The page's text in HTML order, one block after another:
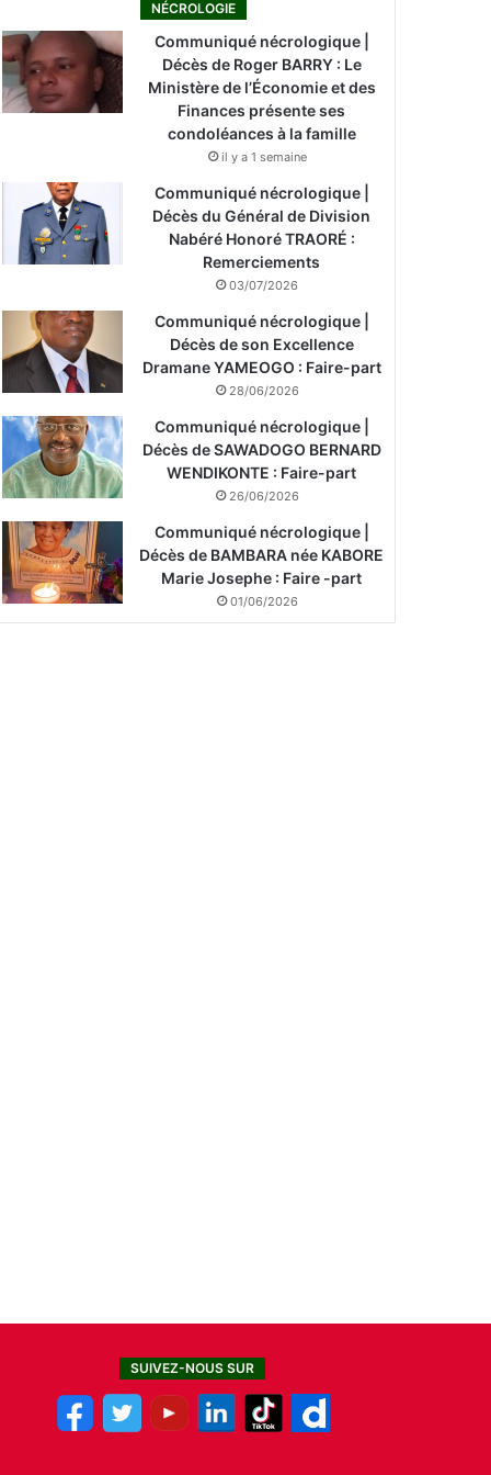
NÉCROLOGIE
Communiqué nécrologique |
Décès de Roger BARRY : Le
Ministère de l’Économie et des
Finances présente ses
condoléances à la famille
il y a 1 semaine
Communiqué nécrologique |
Décès du Général de Division
Nabéré Honoré TRAORÉ :
Remerciements
03/07/2026
Communiqué nécrologique |
Décès de son Excellence
Dramane YAMEOGO : Faire-part
28/06/2026
Communiqué nécrologique |
Décès de SAWADOGO BERNARD
WENDIKONTE : Faire-part
26/06/2026
Communiqué nécrologique |
Décès de BAMBARA née KABORE
Marie Josephe : Faire -part
01/06/2026
SUIVEZ-NOUS SUR